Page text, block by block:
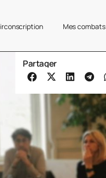
Mes combats
Partager